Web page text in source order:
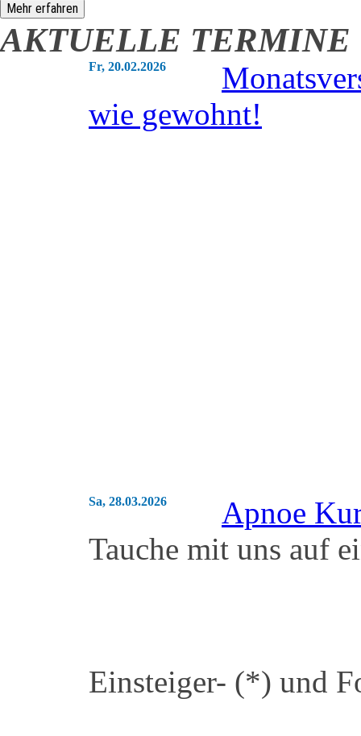
Mehr erfahren
AKTUELLE TERMINE
Fr, 20.02.2026
wie gewohnt!
Sa, 28.03.2026
Apnoe
Tauche mit uns auf
Einsteiger- (*) und